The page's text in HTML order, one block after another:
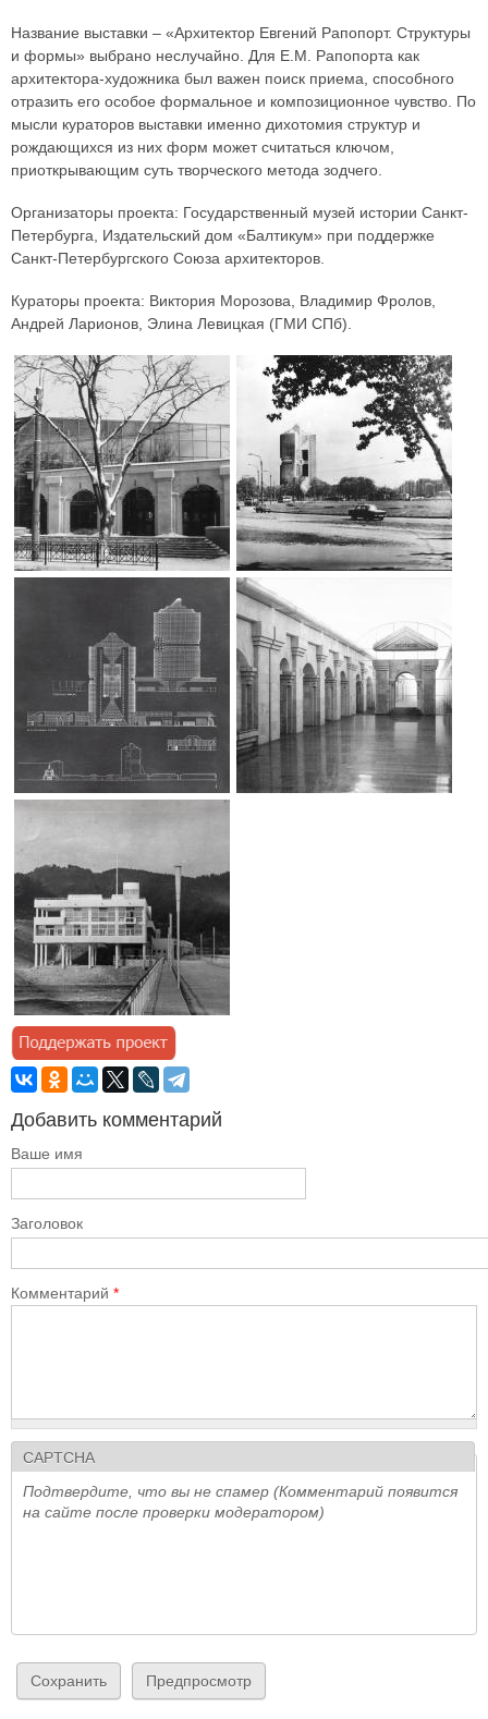
Название выставки – «Архитектор Евгений Рапопорт. Структуры
и формы» выбрано неслучайно. Для Е.М. Рапопорта как
архитектора-художника был важен поиск приема, способного
отразить его особое формальное и композиционное чувство. По
мысли кураторов выставки именно дихотомия структур и
рождающихся из них форм может считаться ключом,
приоткрывающим суть творческого метода зодчего.
Организаторы проекта: Государственный музей истории Санкт-
Петербурга, Издательский дом «Балтикум» при поддержке
Санкт-Петербургского Союза архитекторов.
Кураторы проекта: Виктория Морозова, Владимир Фролов,
Андрей Ларионов, Элина Левицкая (ГМИ СПб).
Добавить комментарий
Ваше имя
Заголовок
Комментарий *
CAPTCHA
Подтвердите, что вы не спамер (Комментарий появится
на сайте после проверки модератором)